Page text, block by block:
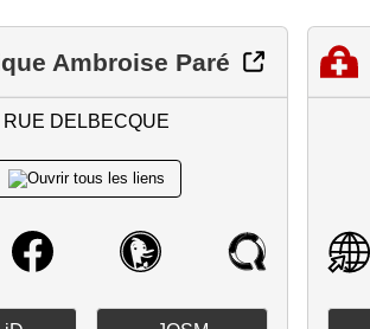
Ambroise Paré
RUE DELBECQUE